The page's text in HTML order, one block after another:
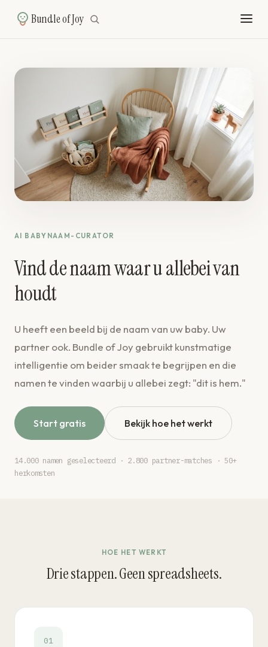
Bundle of Joy
AI BABYNAAM-CURATOR
Vind de naam waar u allebei van
houdt
U heeft een beeld bij de naam van uw baby. Uw
partner ook. Bundle of Joy gebruikt kunstmatige
intelligentie om beider smaak te begrijpen en die
namen te vinden waarbij u allebei zegt: "dit is hem."
Start gratis Bekijk hoe het werkt
14.000 namen geselecteerd · 2.800 partner-matches · 50+
herkomsten
HOE HET WERKT
Drie stappen. Geen spreadsheets.
01